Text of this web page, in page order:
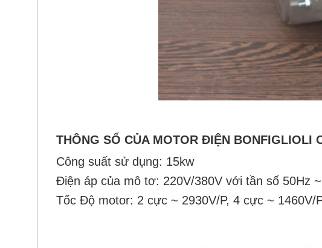
THÔNG SỐ CỦA MOTOR ĐIỆN BONFIGLIOLI
Công suất sử dụng: 15kw
Điện áp của mô tơ: 220V/380V với tần số 50Hz
Tốc Độ motor: 2 cực ~ 2930V/P, 4 cực ~ 1460V/